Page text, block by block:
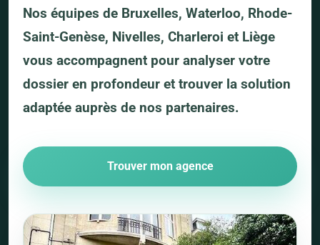
Nos équipes de Bruxelles, Waterloo, Rhode-
Saint-Genèse, Nivelles, Charleroi et Liège
vous accompagnent pour analyser votre
dossier en profondeur et trouver la solution
adaptée auprès de nos partenaires.
Trouver mon agence